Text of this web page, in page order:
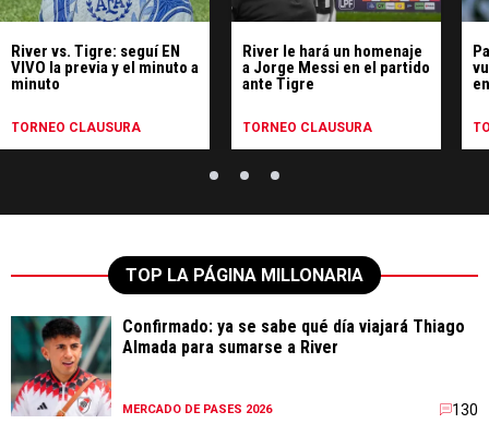
River vs. Tigre: seguí EN
VIVO la previa y el minuto a
minuto
TORNEO CLAUSURA
River le hará un homenaje
a Jorge Messi en el partido
ante Tigre
TORNEO CLAUSURA
TOP LA PÁGINA MILLONARIA
Confirmado: ya se sabe qué día viajará Thiago
Almada para sumarse a River
MERCADO DE PASES 2026 130